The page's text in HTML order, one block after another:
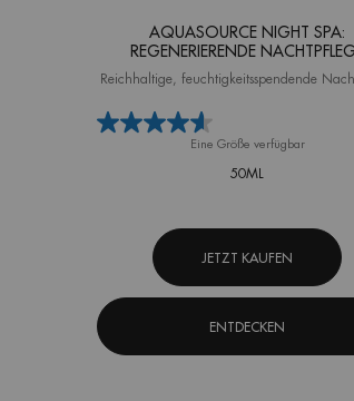
AQUASOURCE NIGHT SPA:
REGENERIERENDE
Reichhaltige, feuchtigkeitsspendende
Eine Größe verfügbar
50ML
JETZT KAUFEN
ENTDECKEN